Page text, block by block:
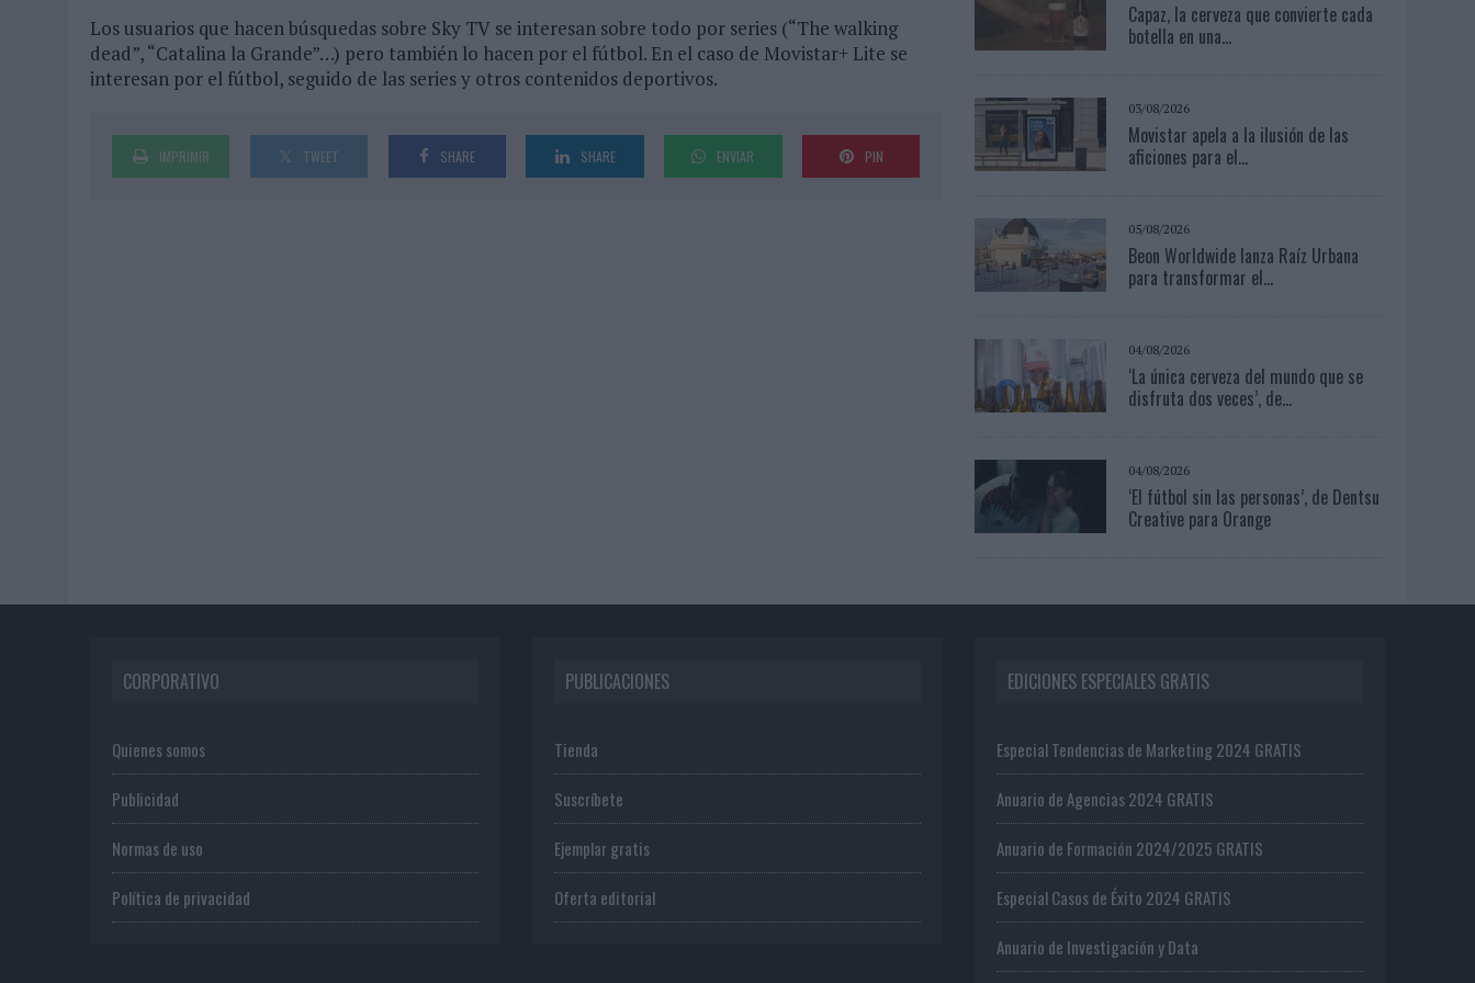
Los usuarios que hacen búsquedas sobre Sky TV se interesan sobre todo por series (“The walking
dead”, “Catalina la Grande”…) pero también lo hacen por el fútbol. En el caso de Movistar+ Lite se
interesan por el fútbol, seguido de las series y otros contenidos deportivos.
IMPRIMIR TWEET SHARE SHARE ENVIAR PIN
Capaz, la cerveza que convierte cada
botella en una...
03/08/2026
Movistar apela a la ilusión de las
aficiones para el...
05/08/2026
Beon Worldwide lanza Raíz Urbana
para transformar el...
04/08/2026
‘La única cerveza del mundo que se
disfruta dos veces’, de...
04/08/2026
‘El fútbol sin las personas’, de Dentsu
Creative para Orange
CORPORATIVO
Quienes somos
Publicidad
Normas de uso
Política de privacidad
PUBLICACIONES
Tienda
Suscríbete
Ejemplar gratis
Oferta editorial
EDICIONES ESPECIALES GRATIS
Especial Tendencias de Marketing 2024 GRATIS
Anuario de Agencias 2024 GRATIS
Anuario de Formación 2024/2025 GRATIS
Especial Casos de Éxito 2024 GRATIS
Anuario de Investigación y Data